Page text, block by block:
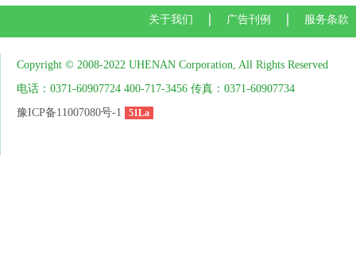
关于我们 广告刊例 服务条款
Copyright © 2008-2022 UHENAN Corporation, All Rights Reserved
电话：0371-60907724 400-717-3456 传真：0371-60907734
豫ICP备11007080号-1
51La